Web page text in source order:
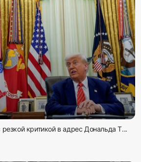
критикой в адрес Дональда Т...